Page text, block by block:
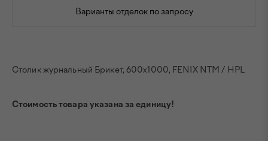
Варианты отделок по запросу
Столик журнальный Брикет, 600x1000, FENIX NTM / HPL
Стоимость товара указана за единицу!